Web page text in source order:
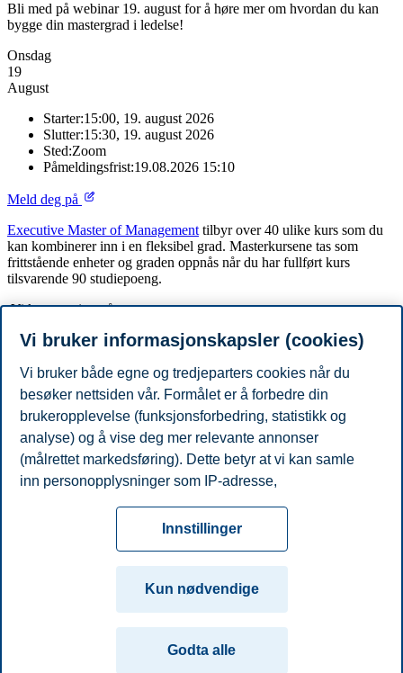
Bli med på webinar 19. august for å høre mer om hvordan du kan
bygge din mastergrad i ledelse!
Onsdag
19
August
Starter:15:00, 19. august 2026
Slutter:15:30, 19. august 2026
Sted:Zoom
Påmeldingsfrist:19.08.2026 15:10
Meld deg på
Executive Master of Management tilbyr over 40 ulike kurs som du
kan kombinerer inn i en fleksibel grad. Masterkursene tas som
frittstående enheter og graden oppnås når du har fullført kurs
tilsvarende 90 studiepoeng.
Vi kommer inn på temaer som:
Hvordan du bygger din grad?
Hvem studerer Executive Master of Management?
Om gruppearbeid og erfaringsutveksling
Opptakskrav
Registrer deg nå for å lære mer om dine muligheter!
Del artikkelen:
Tilgjengelighetserklæring
Kontakt oss
TrondheimStavanger
© 2026 Handelshøyskolen BI
Vi bruker informasjonskapsler (cookies)
Vi bruker både egne og tredjeparters cookies når du
besøker nettsiden vår. Formålet er å forbedre din
brukeropplevelse (funksjonsforbedring, statistikk og
analyse) og å vise deg mer relevante annonser
(målrettet markedsføring). Dette betyr at vi kan samle
inn personopplysninger som IP-adresse,
cookies som er nødvendige for at nettsiden skal
fungere, kan du enten godta alle eller tilpasse ditt
samtykke ved å endre innstillinger.
Les mer om våre informasjonskapsler, hvilke
opplysninger vi samler inn og formålene i innstillinger
for informasjonskapsler. Du kan når som helst endre
Innstillinger
Kun nødvendige
Godta alle